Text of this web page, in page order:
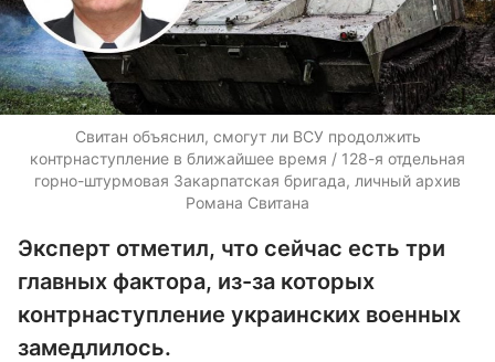
Свитан объяснил, смогут ли ВСУ продолжить
контрнаступление в ближайшее время / 128-я отдельная
горно-штурмовая Закарпатская бригада, личный архив
Романа Свитана
Эксперт отметил, что сейчас есть три
главных фактора, из-за которых
контрнаступление украинских военных
замедлилось.